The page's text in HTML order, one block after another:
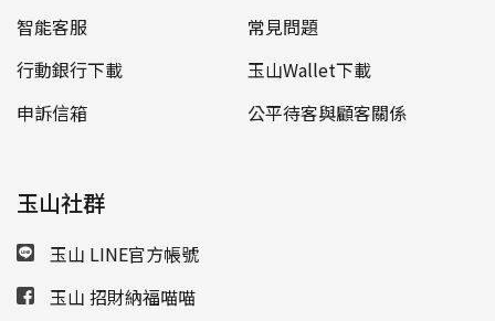
智能客服
常見問題
行動銀行下載
玉山Wallet下載
申訴信箱
公平待客與顧客關係
玉山社群
玉山 LINE官方帳號
玉山 招財納福喵喵